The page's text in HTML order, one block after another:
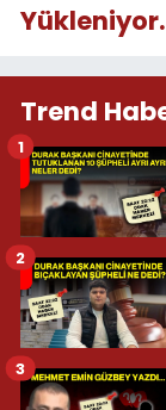
Trend
1
2
3